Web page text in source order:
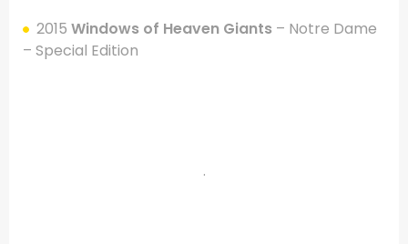
2015 Windows of Heaven Giants – Notre Dame
– Special Edition
.